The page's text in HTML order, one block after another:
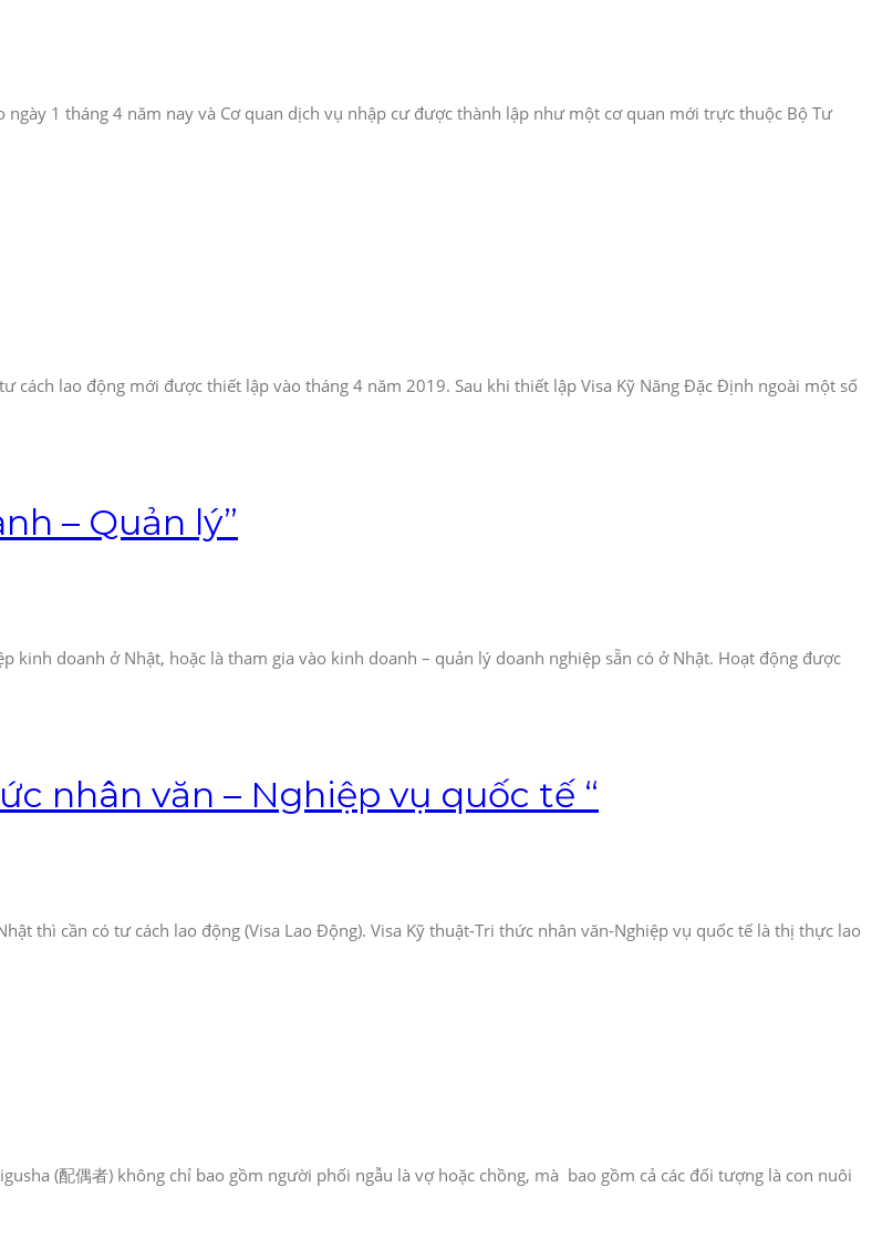
1 tháng 4 năm nay và Cơ quan dịch vụ nhập cư được thành lập như một cơ quan mới trực thuộc Bộ Tư
cách lao động mới được thiết lập vào tháng 4 năm 2019. Sau khi thiết lập Visa Kỹ Năng Đặc Định ngoài một số
– Quản lý”
kinh doanh ở Nhật, hoặc là tham gia vào kinh doanh – quản lý doanh nghiệp sẵn có ở Nhật. Hoạt động được
nhân văn – Nghiệp vụ quốc tế “
thì cần có tư cách lao động (Visa Lao Động). Visa Kỹ thuật-Tri thức nhân văn-Nghiệp vụ quốc tế là thị thực lao
(配偶者) không chỉ bao gồm người phối ngẫu là vợ hoặc chồng, mà bao gồm cả các đối tượng là con nuôi